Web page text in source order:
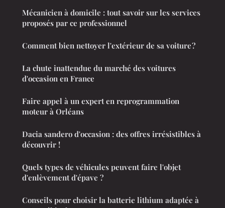
Mécanicien à domicile : tout savoir sur les services
proposés par ce professionnel
Comment bien nettoyer l'extérieur de sa voiture ?
La chute inattendue du marché des voitures
d'occasion en France
Faire appel à un expert en reprogrammation
moteur à Orléans
Dacia sandero d'occasion : des offres irrésistibles à
découvrir !
Quels types de véhicules peuvent faire l'objet
d'enlèvement d'épave ?
Conseils pour choisir la batterie lithium adaptée à